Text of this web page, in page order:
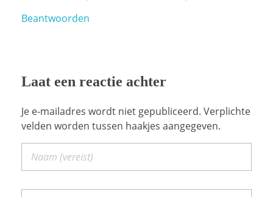
Beantwoorden
Laat een reactie achter
Je e-mailadres wordt niet gepubliceerd. Verplichte
velden worden tussen haakjes aangegeven.